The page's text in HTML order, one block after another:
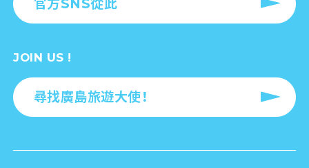
官方SNS從此
JOIN US !
尋找廣島旅遊大使！